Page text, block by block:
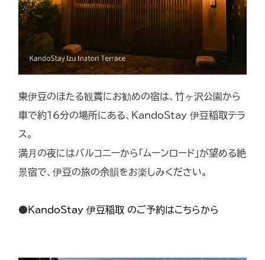
東伊豆のほたる観賞にお勧めの宿は、竹ヶ沢公園から
車で約16分の場所にある、KandoStay 伊豆稲取テラ
ス。
満月の夜にはバルコニーから「ムーンロード」が望める絶
景宿で、伊豆の旅の余韻をお楽しみください。
●KandoStay 伊豆稲取 のご予約はこちらから